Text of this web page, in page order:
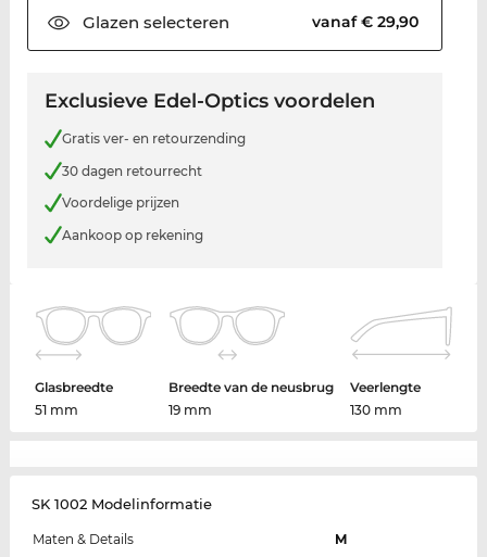
Glazen selecteren vanaf € 29,90
Exclusieve Edel-Optics voordelen
Gratis ver- en retourzending
30 dagen retourrecht
Voordelige prijzen
Aankoop op rekening
Glasbreedte
51 mm
Breedte van de neusbrug
19 mm
Veerlengte
130 mm
SK 1002 Modelinformatie
Maten & Details
M